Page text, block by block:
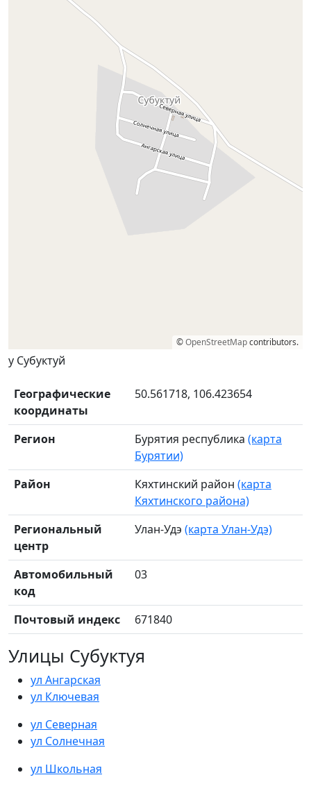
©OpenStreetMapcontributors.
у Субуктуй
Географические
координаты
50.561718, 106.423654
Регион Бурятия республика (карта
Бурятии)
Район
Кяхтинский район (карта
Кяхтинского района)
Региональный
центр
Улан-Удэ (карта Улан-Удэ)
Автомобильный
код
03
Почтовый индекс 671840
Улицы Субуктуя
ул Ангарская
ул Ключевая
ул Северная
ул Солнечная
ул Школьная